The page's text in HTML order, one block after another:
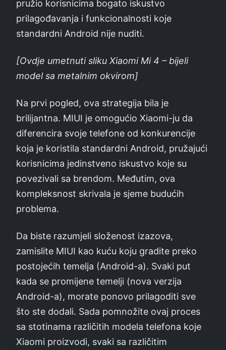
pružio korisnicima bogato iskustvo
prilagođavanja i funkcionalnosti koje
standardni Android nije nuditi.
[Ovdje umetnuti sliku Xiaomi Mi 4 – bijeli
model sa metalnim okvirom]
Na prvi pogled, ova strategija bila je
brilijantna. MIUI je omogućio Xiaomi-ju da
diferencira svoje telefone od konkurencije
koja je koristila standardni Android, pružajući
korisnicima jedinstveno iskustvo koje su
povezivali sa brendom. Međutim, ova
kompleksnost skrivala je sjeme budućih
problema.
Da biste razumjeli složenost izazova,
zamislite MIUI kao kuću koju gradite preko
postojećih temelja (Android-a). Svaki put
kada se promijene temelji (nova verzija
Android-a), morate ponovo prilagoditi sve
što ste dodali. Sada pomnožite ovaj proces
sa stotinama različitih modela telefona koje
Xiaomi proizvodi, svaki sa različitim